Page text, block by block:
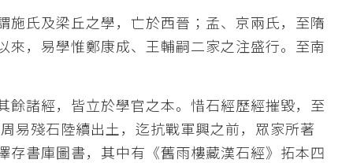
氏及梁丘之學，亡於西晉；孟、京兩氏，至隋
，易學惟鄭康成、王輔嗣二家之注盛行。至南
諸經，皆立於學官之本。惜石經歷經摧毀，至
易殘石陸續出土，迄抗戰軍興之前，眾家所著
書庫圖書，其中有《舊雨樓藏漢石經》拓本四